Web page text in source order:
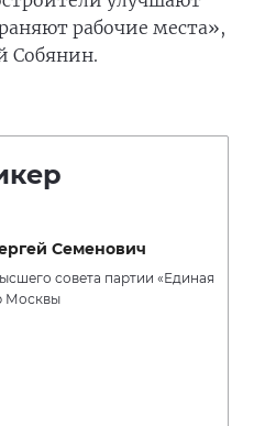
рабочие места»,
Собянин.
Семенович
совета партии «Единая
Москвы